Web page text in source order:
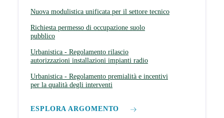
Nuova modulistica unificata per il settore tecnico
Richiesta permesso di occupazione suolo
pubblico
Urbanistica - Regolamento rilascio
autorizzazioni installazioni impianti radio
Urbanistica - Regolamento premialità e incentivi
per la qualità degli interventi
ESPLORA ARGOMENTO